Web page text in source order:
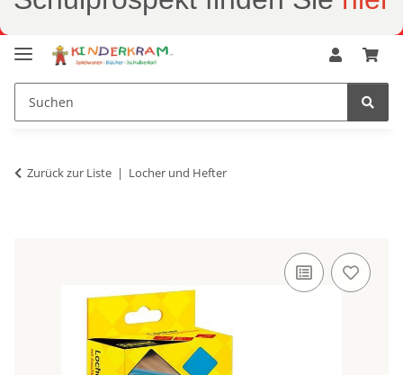
Zurück zur Liste Locher und Hefter